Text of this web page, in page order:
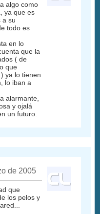
algo como
ya que es
a su
todo es
en lo
que la
( de
que
ya lo tienen
lo iban a
alarmante,
y ojalá
un futuro.
de 2005
que
los pelos y